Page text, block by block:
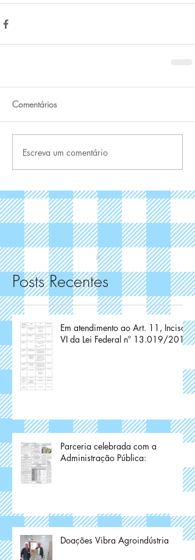
Comentários
Escreva um comentário
Posts Recentes
Em atendimento ao Art. 11, Inciso
VI da Lei Federal nº 13.019/2014
Parceria celebrada com a
Administração Pública:
Doações Vibra Agroindústria